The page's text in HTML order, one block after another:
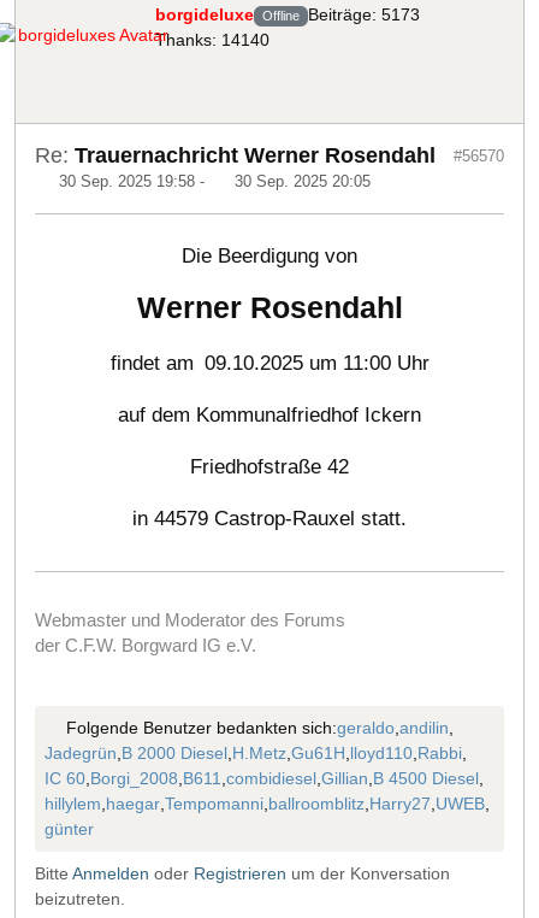
borgideluxe Offline Beiträge: 5173
Thanks: 14140
Re: Trauernachricht Werner Rosendahl
30 Sep. 2025 19:58 - 30 Sep. 2025 20:05
#56570
Die Beerdigung von
Werner Rosendahl
findet am 09.10.2025 um 11:00 Uhr
auf dem Kommunalfriedhof Ickern
Friedhofstraße 42
in 44579 Castrop-Rauxel statt.
Webmaster und Moderator des Forums
der C.F.W. Borgward IG e.V.
Folgende Benutzer bedankten sich:geraldo,andilin,
Jadegrün,B 2000 Diesel,H.Metz,Gu61H,lloyd110,Rabbi,
IC 60,Borgi_2008,B611,combidiesel,Gillian,B 4500 Diesel,
hillylem,haegar,Tempomanni,ballroomblitz,Harry27,UWEB,
günter
Bitte Anmelden oder Registrieren um der Konversation
beizutreten.